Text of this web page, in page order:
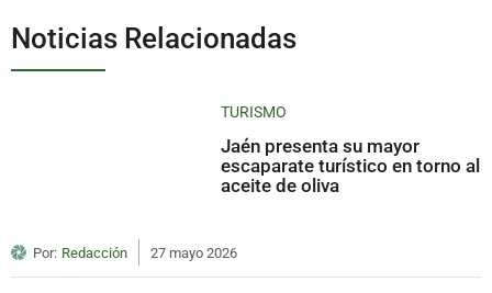
Noticias Relacionadas
TURISMO
Jaén presenta su mayor
escaparate turístico en torno al
aceite de oliva
Por: Redacción 27 mayo 2026